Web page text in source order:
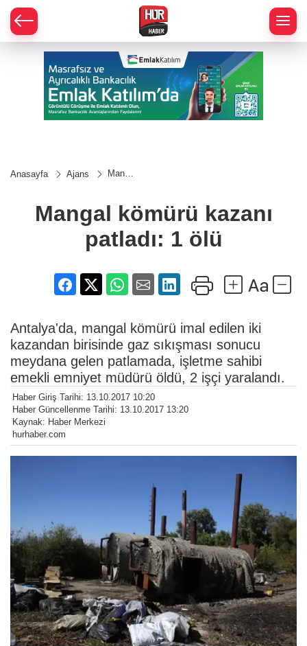
Anasayfa Ajans
Mangal
patladı:
1 ölü
Mangal kömürü kazanı
patladı: 1 ölü
Antalya'da, mangal kömürü imal edilen iki
kazandan birisinde gaz sıkışması sonucu
meydana gelen patlamada, işletme sahibi
emekli emniyet müdürü öldü, 2 işçi yaralandı.
Haber Giriş Tarihi: 13.10.2017 10:20
Haber Güncellenme Tarihi: 13.10.2017 13:20
Kaynak: Haber Merkezi
hurhaber.com